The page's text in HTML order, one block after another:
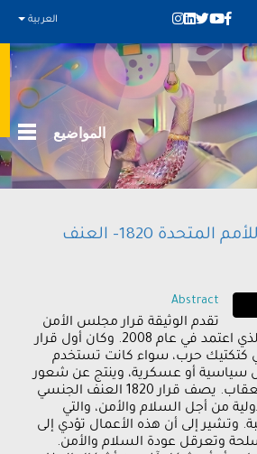
العربية
المواضيع
قرار مجلس الأمن للأمم المتحدة 1820- العنف
Abstract
تقدم الوثيقة قرار مجلس الأمن
للأمم المتحدة 1820، الذي اعتمد في عام 2008. وكان أول قرار
كتكتيك حرب، سواء كانت تستخدم
أو عسكرية، وينتج عن شعور
عام من الإفلات من العقاب. يصف قرار 1820 العنف الجنسي
من أجل السلام والأمن، والتي
وتشير إلى أن هذه الأعمال تؤدي إلى
وتعرقل عودة السلام والأمن.